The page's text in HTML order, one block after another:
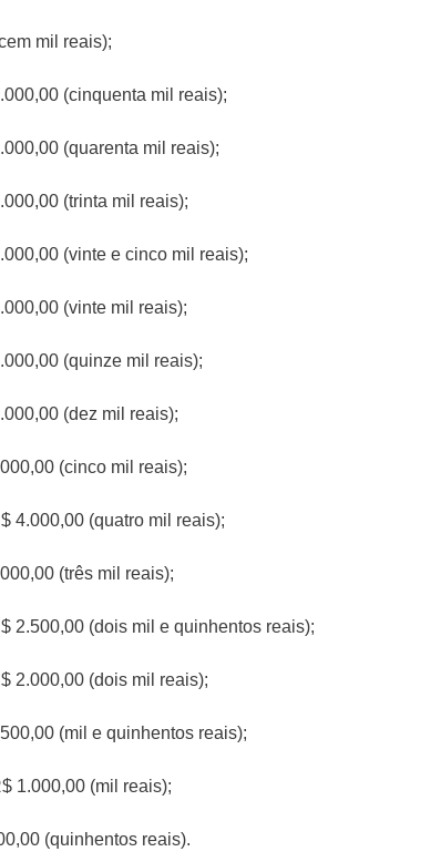
mil reais);
(cinquenta mil reais);
(quarenta mil reais);
(trinta mil reais);
(vinte e cinco mil reais);
(vinte mil reais);
(quinze mil reais);
(dez mil reais);
(cinco mil reais);
4.000,00 (quatro mil reais);
(três mil reais);
2.500,00 (dois mil e quinhentos reais);
2.000,00 (dois mil reais);
(mil e quinhentos reais);
1.000,00 (mil reais);
(quinhentos reais).